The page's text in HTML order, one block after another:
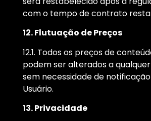
com o tempo de contrato
12. Flutuação de Preços
12.1. Todos os preços de
podem ser alterados a
sem necessidade de
Usuário.
13. Privacidade